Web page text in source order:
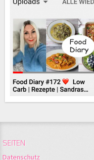
SEITEN
Datenschutz